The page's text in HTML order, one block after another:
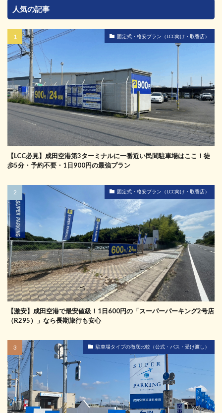
人気の記事
固定式・格安プラン（LCC向け・取香店）
【LCC必見】成田空港第3ターミナルに一番近い民間駐車場はここ！徒
歩5分・予約不要・1日900円の最強プラン
固定式・格安プラン（LCC向け・取香店）
【激安】成田空港で最安値級！1日600円の「スーパーパーキング2号店
（R295）」なら長期旅行も安心
駐車場タイプの徹底比較（公式・バス・受け渡し）